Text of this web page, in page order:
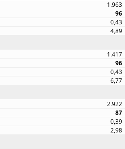
1.963
96
0,43
4,89
1.417
96
0,43
6,77
2.922
87
0,39
2,98